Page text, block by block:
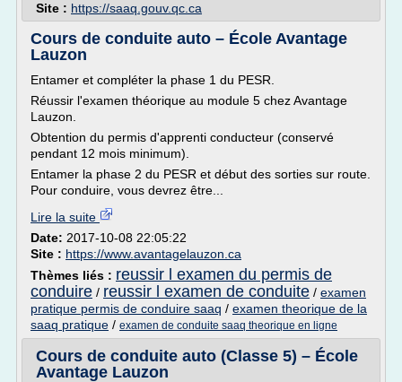
Site : https://saaq.gouv.qc.ca
Cours de conduite auto – École Avantage
Lauzon
Entamer et compléter la phase 1 du PESR.
Réussir l'examen théorique au module 5 chez Avantage
Lauzon.
Obtention du permis d'apprenti conducteur (conservé
pendant 12 mois minimum).
Entamer la phase 2 du PESR et début des sorties sur route.
Pour conduire, vous devrez être...
Lire la suite
Date: 2017-10-08 22:05:22
Site : https://www.avantagelauzon.ca
Thèmes liés : reussir l examen du permis de
conduire / reussir l examen de conduite / examen
pratique permis de conduire saaq / examen theorique de la
saaq pratique / examen de conduite saaq theorique en ligne
Cours de conduite auto (Classe 5) – École
Avantage Lauzon